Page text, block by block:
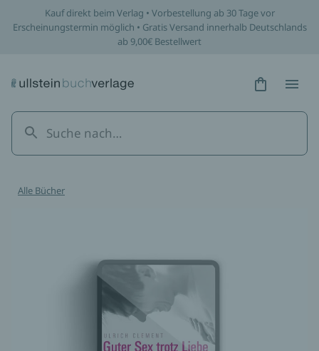
Kauf direkt beim Verlag • Vorbestellung ab 30 Tage vor
Erscheinungstermin möglich • Gratis Versand innerhalb Deutschlands
ab 9,00€ Bestellwert
Hidden
Alle Bücher